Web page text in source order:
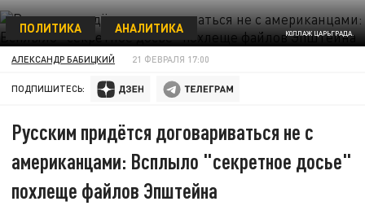
КОЛЛАЖ ЦАРЬГРАДА.
ПОЛИТИКА АНАЛИТИКА
АЛЕКСАНДР БАБИЦКИЙ 21 ФЕВРАЛЯ 17:00
ПОДПИШИТЕСЬ:
Русским придётся договариваться не с
американцами: Всплыло "секретное досье"
похлеще файлов Эпштейна